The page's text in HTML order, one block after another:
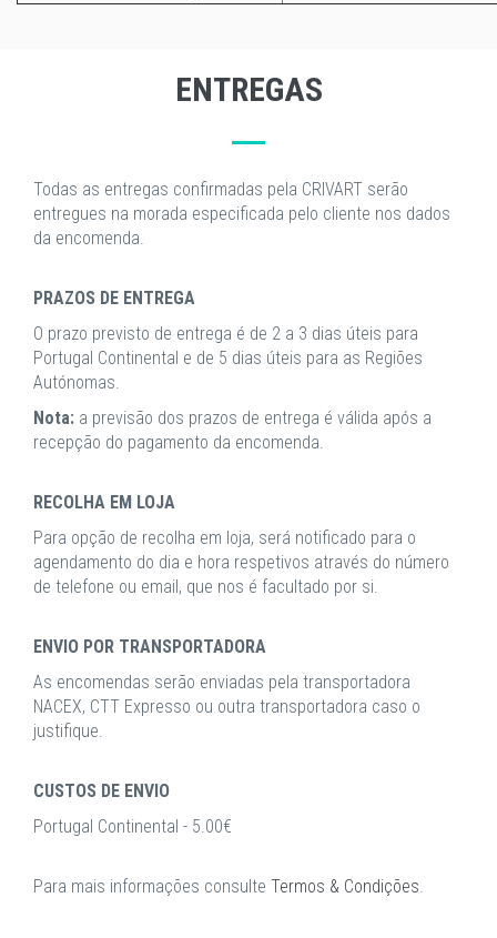
ENTREGAS
Todas as entregas confirmadas pela CRIVART serão
entregues na morada especificada pelo cliente nos dados
da encomenda.
PRAZOS DE ENTREGA
O prazo previsto de entrega é de 2 a 3 dias úteis para
Portugal Continental e de 5 dias úteis para as Regiões
Autónomas.
Nota: a previsão dos prazos de entrega é válida após a
recepção do pagamento da encomenda.
RECOLHA EM LOJA
Para opção de recolha em loja, será notificado para o
agendamento do dia e hora respetivos através do número
de telefone ou email, que nos é facultado por si.
ENVIO POR TRANSPORTADORA
As encomendas serão enviadas pela transportadora
NACEX, CTT Expresso ou outra transportadora caso o
justifique.
CUSTOS DE ENVIO
Portugal Continental - 5.00€
Para mais informações consulte Termos & Condições.